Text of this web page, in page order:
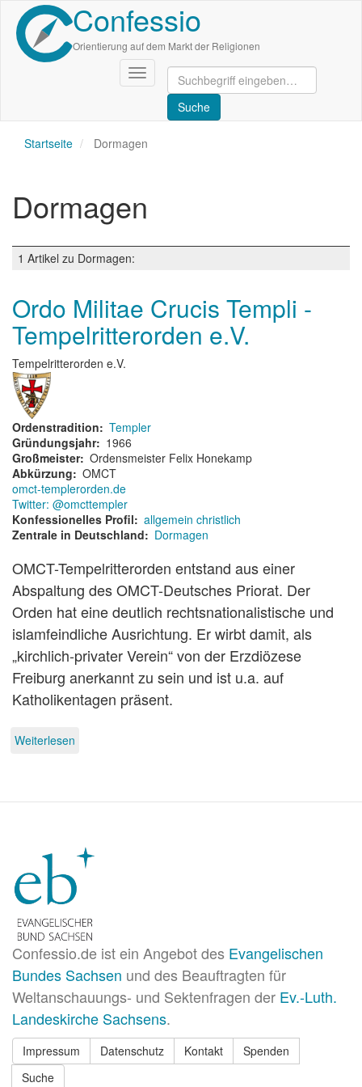
Direkt
zum
Inhalt
Confessio
Orientierung auf dem Markt der Religionen
Navigation
aktivieren/deaktivieren
Startseite Dormagen
Dormagen
1 Artikel zu Dormagen:
Ordo Militae Crucis Templi -
Tempelritterorden e.V.
Tempelritterorden e.V.
Ordenstradition
Templer
Gründungsjahr
1966
Großmeister Ordensmeister Felix Honekamp
Abkürzung
OMCT
omct-templerorden.de
Twitter: @omcttempler
Konfessionelles Profil
allgemein christlich
Zentrale in Deutschland
Dormagen
OMCT-Tempelritterorden entstand aus einer
Abspaltung des OMCT-Deutsches Priorat. Der
Orden hat eine deutlich rechtsnationalistische und
islamfeindliche Ausrichtung. Er wirbt damit, als
„kirchlich-privater Verein“ von der Erzdiözese
Freiburg anerkannt zu sein und ist u.a. auf
Katholikentagen präsent.
Weiterlesen
Templi
e.V.
Confessio.de ist ein Angebot des Evangelischen
Bundes Sachsen und des Beauftragten für
Weltanschauungs- und Sektenfragen der Ev.-Luth.
Landeskirche Sachsens.
Impressum Datenschutz Kontakt
Spenden
Suche